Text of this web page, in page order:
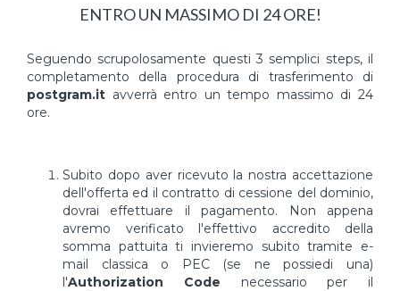
ENTRO UN MASSIMO DI 24 ORE!
Seguendo scrupolosamente questi 3 semplici steps, il
completamento della procedura di trasferimento di
postgram.it avverrà entro un tempo massimo di 24
ore.
Subito dopo aver ricevuto la nostra accettazione
dell'offerta ed il contratto di cessione del dominio,
dovrai effettuare il pagamento. Non appena
avremo verificato l'effettivo accredito della
somma pattuita ti invieremo subito tramite e-
mail classica o PEC (se ne possiedi una)
l'Authorization Code necessario per il